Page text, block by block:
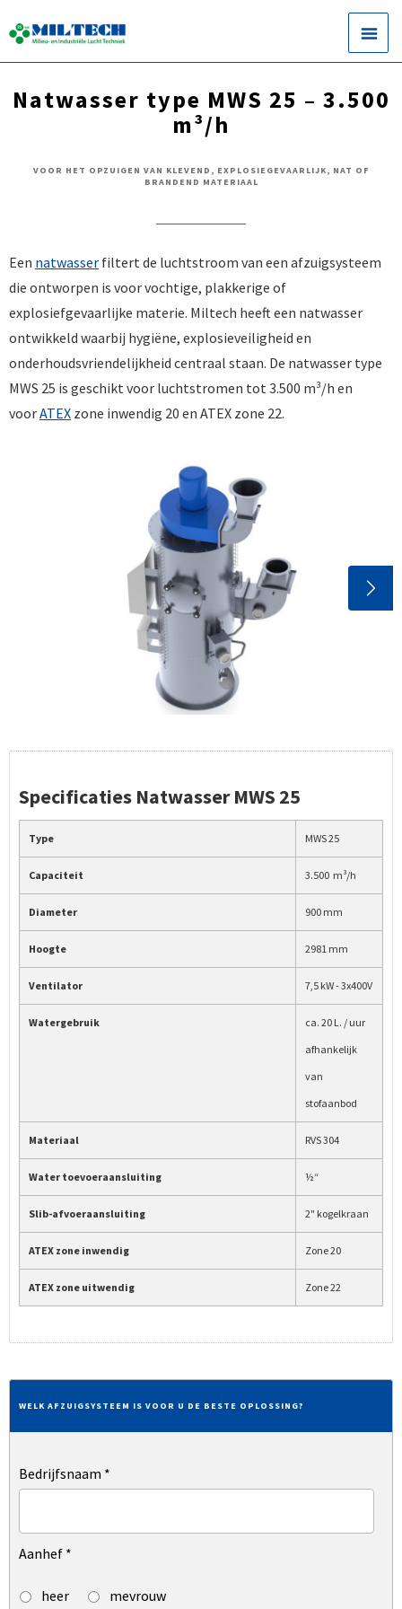
Natwasser type MWS 25 – 3.500
m³/h
VOOR HET OPZUIGEN VAN KLEVEND, EXPLOSIEGEVAARLIJK, NAT OF
BRANDEND MATERIAAL
Een natwasser filtert de luchtstroom van een afzuigsysteem
die ontworpen is voor vochtige, plakkerige of
explosiefgevaarlijke materie. Miltech heeft een natwasser
ontwikkeld waarbij hygiëne, explosieveiligheid en
onderhoudsvriendelijkheid centraal staan. De natwasser type
MWS 25 is geschikt voor luchtstromen tot 3.500 m³/h en
voorATEX zone inwendig 20 en ATEX zone 22.
Specificaties Natwasser MWS 25
Type MWS 25
Capaciteit 3.500 m³/h
Diameter 900 mm
Hoogte 2981 mm
Ventilator 7,5 kW - 3x400V
Watergebruik
ca. 20 L. / uur
afhankelijk
van
stofaanbod
Materiaal RVS 304
Water toevoeraansluiting ½“
Slib-afvoeraansluiting 2" kogelkraan
ATEX zone inwendig Zone 20
ATEX zone uitwendig Zone 22
WELK AFZUIGSYSTEEM IS VOOR U DE BESTE OPLOSSING?
Bedrijfsnaam *
Aanhef *
heer mevrouw